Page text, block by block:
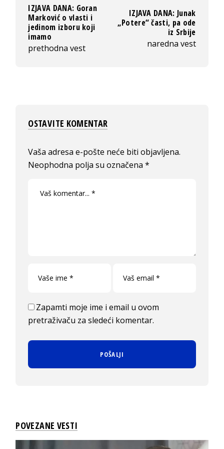
IZJAVA DANA: Goran
Marković o vlasti i
jedinom izboru koji
imamo
prethodna vest
IZJAVA DANA: Junak
„Potere“ časti, pa ode
iz Srbije
naredna vest
OSTAVITE KOMENTAR
Vaša adresa e-pošte neće biti objavljena.
Neophodna polja su označena*
Zapamti moje ime i email u ovom
pretraživaču za sledeći komentar.
POVEZANE VESTI